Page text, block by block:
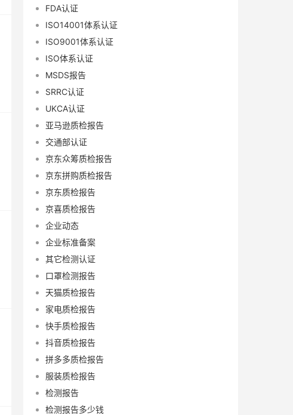
FDA认证
ISO14001体系认证
ISO9001体系认证
ISO体系认证
MSDS报告
SRRC认证
UKCA认证
亚马逊质检报告
交通部认证
京东众筹质检报告
京东拼购质检报告
京东质检报告
京喜质检报告
企业动态
企业标准备案
其它检测认证
口罩检测报告
天猫质检报告
家电质检报告
快手质检报告
抖音质检报告
拼多多质检报告
服装质检报告
检测报告
检测报告多少钱